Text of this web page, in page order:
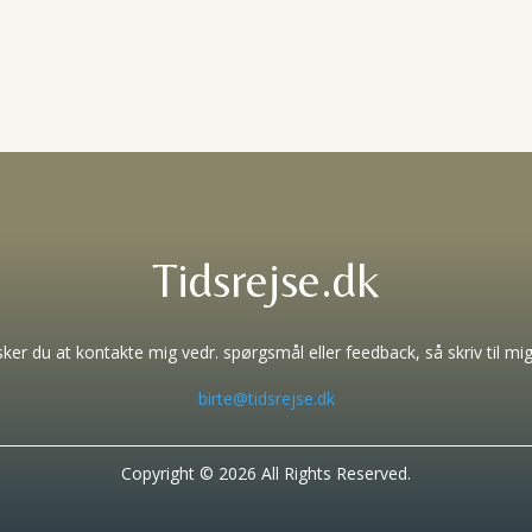
Tidsrejse.dk
du at kontakte mig vedr. spørgsmål eller feedback, så skriv til
birte@tidsrejse.dk
Copyright © 2026 All Rights Reserved.